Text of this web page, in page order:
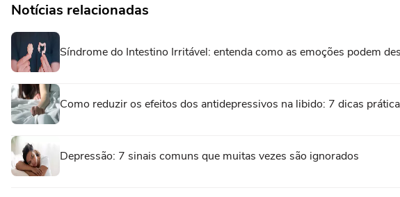
Notícias relacionadas
Síndrome do Intestino Irritável: entenda como as emoções podem
Como reduzir os efeitos dos antidepressivos na libido: 7 dicas
Depressão: 7 sinais comuns que muitas vezes são ignorados